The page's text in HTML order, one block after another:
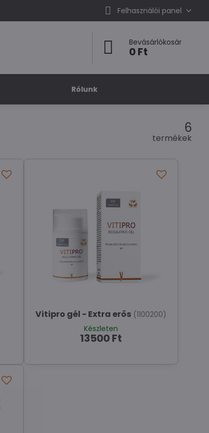
Felhasználói panel
Bevásárlókosár
0 Ft
Rólunk
6
termékek
Vitipro gél - Extra erős (1100200)
Készleten
13500 Ft